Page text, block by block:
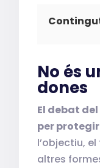
No és
dones
El debat
per
l’objectiu,
altres